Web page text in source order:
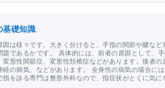
基礎知識
因は様々です。大きく分けると、手指の関節や腱な
題であるかです。 具体的には、前者の原因として、
変形性関節症、変形性頚椎症などがあります。後者
経の病気、などがあります。 全身性の病気の場合に
指を診る専門は整形外科なので、指症状がとくに気